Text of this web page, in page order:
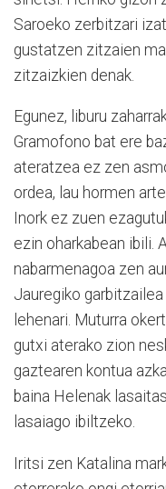
Saroeko zerbitzari
gustatzen zitzaien
zitzaizkien denak.
Egunez, liburu
Gramofono bat ere
ateratzea ez zen
ordea, lau hormen
Inork ez zuen
ezin oharkabean ibili.
nabarmenagoa zen
Jauregiko
lehenari. Muturra
gutxi aterako zion
gaztearen kontua
baina Helenak
lasaiago ibiltzeko.
Iritsi zen Katalina